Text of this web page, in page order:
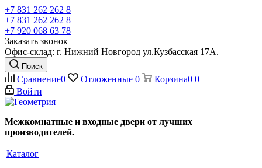
+7 831 262 262 8
+7 831 262 262 8
+7 920 068 63 78
Заказать звонок
Офис-склад: г. Нижний Новгород ул.Кузбасская 17А.
Поиск
Сравнение0 Отложенные 0 Корзина0 0
Войти
Межкомнатные и входные двери от лучших
производителей.
Каталог